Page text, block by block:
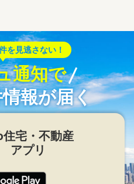
を見逃さない！
通知で
報が届く
住宅・不動産
アプリ